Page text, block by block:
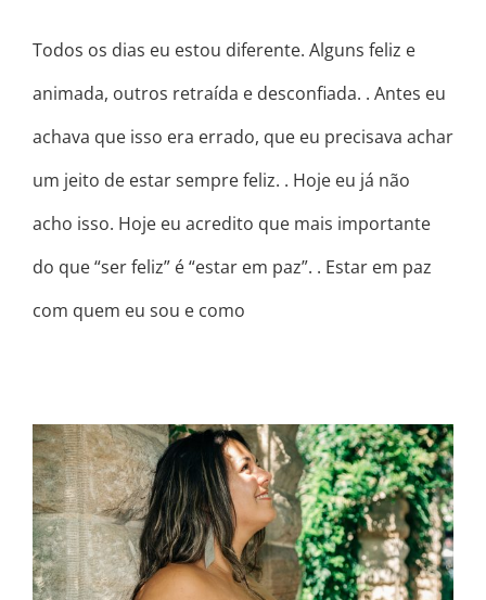
Todos os dias eu estou diferente. Alguns feliz e
animada, outros retraída e desconfiada. . Antes eu
achava que isso era errado, que eu precisava achar
um jeito de estar sempre feliz. . Hoje eu já não
acho isso. Hoje eu acredito que mais importante
do que “ser feliz” é “estar em paz”. . Estar em paz
com quem eu sou e como
ÁS MINHAS IRMÃS BUSCADORAS